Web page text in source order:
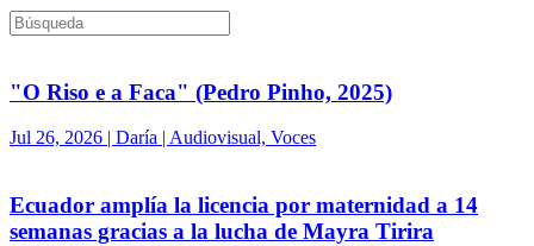
"O Riso e a Faca" (Pedro Pinho, 2025)
Jul 26, 2026 | Daría | Audiovisual, Voces
Ecuador amplía la licencia por maternidad a 14
semanas gracias a la lucha de Mayra Tirira